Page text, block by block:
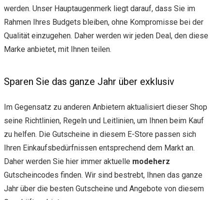
werden. Unser Hauptaugenmerk liegt darauf, dass Sie im
Rahmen Ihres Budgets bleiben, ohne Kompromisse bei der
Qualität einzugehen. Daher werden wir jeden Deal, den diese
Marke anbietet, mit Ihnen teilen.
Sparen Sie das ganze Jahr über exklusiv
Im Gegensatz zu anderen Anbietern aktualisiert dieser Shop
seine Richtlinien, Regeln und Leitlinien, um Ihnen beim Kauf
zu helfen. Die Gutscheine in diesem E-Store passen sich
Ihren Einkaufsbedürfnissen entsprechend dem Markt an.
Daher werden Sie hier immer aktuelle modeherz
Gutscheincodes finden. Wir sind bestrebt, Ihnen das ganze
Jahr über die besten Gutscheine und Angebote von diesem